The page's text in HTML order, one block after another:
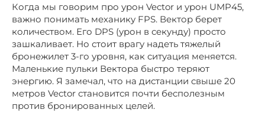
Когда мы говорим про урон Vector и урон UMP45,
важно понимать механику FPS. Вектор берет
количеством. Его DPS (урон в секунду) просто
зашкаливает. Но стоит врагу надеть тяжелый
бронежилет 3-го уровня, как ситуация меняется.
Маленькие пульки Вектора быстро теряют
энергию. Я замечал, что на дистанции свыше 20
метров Vector становится почти бесполезным
против бронированных целей.